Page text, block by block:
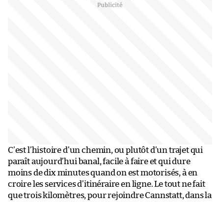
C’est l’histoire d’un chemin, ou plutôt d’un trajet qui
paraît aujourd’hui banal, facile à faire et qui dure
moins de dix minutes quand on est motorisés, à en
croire les services d’itinéraire en ligne. Le tout ne fait
que trois kilomètres, pour rejoindre Cannstatt, dans la